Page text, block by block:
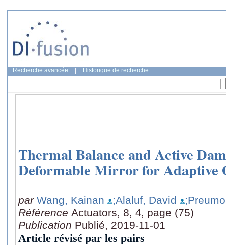
Recherche avancée Historique de recherche
Thermal Balance and Active
Deformable Mirror for Adaptive
par Wang, Kainan ;Alaluf, David
Référence Actuators, 8, 4, page (75)
Publication Publié, 2019-11-01
Article révisé par les pairs